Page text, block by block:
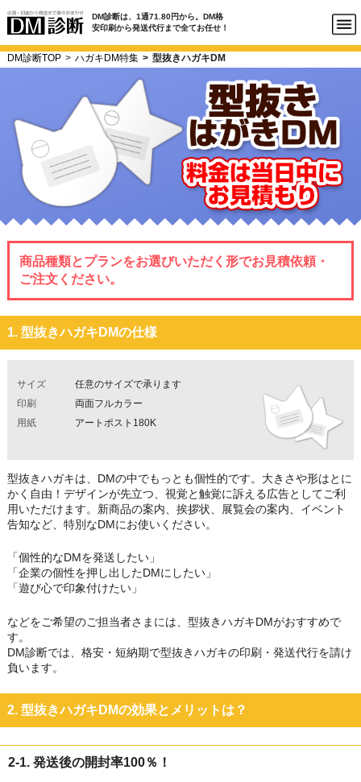
DM診断は、1通71.80円から。DM格
安印刷から発送代行まで全てお任せ！
DM診断TOP ハガキDM特集 型抜きハガキDM
商品種類とプランをお選びいただく形でお見積依頼・
ご注文ください。
1. 型抜きハガキDMの仕様
サイズ
任意のサイズで承ります
印刷
両面フルカラー
用紙
アートポスト180K
型抜きハガキは、DMの中でもっとも個性的です。大きさや形はとに
かく自由！デザインが先立つ、視覚と触覚に訴える広告としてご利
用いただけます。新商品の案内、挨拶状、展覧会の案内、イベント
告知など、特別なDMにお使いください。
「個性的なDMを発送したい」
「企業の個性を押し出したDMにしたい」
「遊び心で印象付けたい」
などをご希望のご担当者さまには、型抜きハガキDMがおすすめで
す。
DM診断では、格安・短納期で型抜きハガキの印刷・発送代行を請け
負います。
2. 型抜きハガキDMの効果とメリットは？
2-1. 発送後の開封率100％！